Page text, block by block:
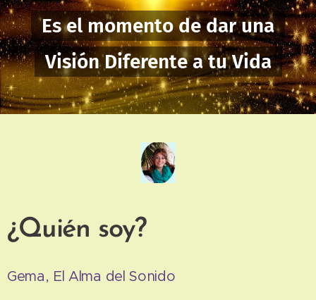
Es el momento de dar una
Visión Diferente a tu Vida
¿Quién soy?
Gema, El Alma del Sonido